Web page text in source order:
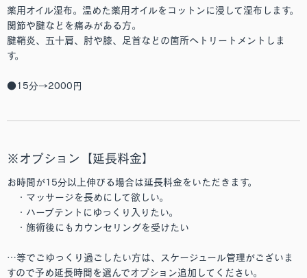
薬用オイル湿布。温めた薬用オイルをコットンに浸して湿布します。
関節や腱などを痛みがある方。
腱鞘炎、五十肩、肘や膝、足首などの箇所へトリートメントしま
す。
●15分→2000円
※オプション【延長料金】
お時間が15分以上伸びる場合は延長料金をいただきます。
・マッサージを長めにして欲しい。
・ハーブテントにゆっくり入りたい。
・施術後にもカウンセリングを受けたい
…等でごゆっくり過ごしたい方は、スケージュール管理がございま
すので予め延長時間を選んでオプション追加してください。